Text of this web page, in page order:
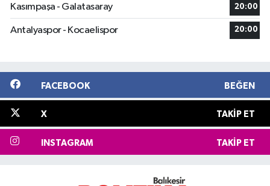
Kasımpaşa - Galatasaray 20:00
Antalyaspor - Kocaelispor 20:00
FACEBOOK BEĞEN
X TAKIP ET
INSTAGRAM TAKIP ET